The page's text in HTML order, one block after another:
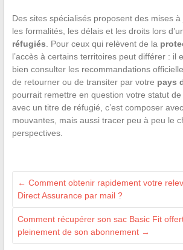
Des sites spécialisés proposent des mises
les formalités, les délais et les droits lors
réfugiés . Pour ceux qui relèvent de la
l’accès à certains territoires peut différer : il
bien consulter les recommandations
de retourner ou de transiter par votre pays
pourrait remettre en question votre statut
avec un titre de réfugié, c’est composer
mouvantes, mais aussi tracer peu à peu le
perspectives.
← Comment obtenir rapidement votre
Direct Assurance par mail ?
Comment récupérer son sac Basic Fit
pleinement de son abonnement →